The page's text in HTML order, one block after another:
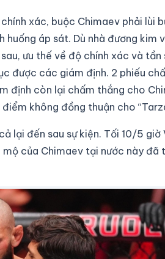
xác, buộc Chimaev phải lùi
áp sát. Dù nhà đương kim
ưu thế về độ chính xác và tần
được các giám định. 2 phiếu
định còn lại chấm thắng cho
không đồng thuận cho
lại đến sau sự kiện. Tối 10/5 giờ
của Chimaev tại nước này đã